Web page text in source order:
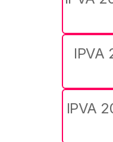
IPVA
IPVA